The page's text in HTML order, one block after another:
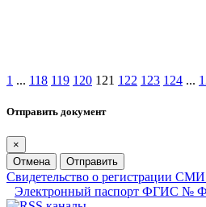
1 ... 118 119 120 121 122 123 124 ...
Отправить документ
×
Отмена
Отправить
Свидетельство о регистрации
Электронный паспорт ФГИС №